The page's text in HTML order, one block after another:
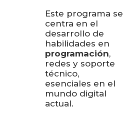
Este programa se
centra en el
desarrollo de
habilidades en
programación,
redes y soporte
técnico,
esenciales en el
mundo digital
actual.